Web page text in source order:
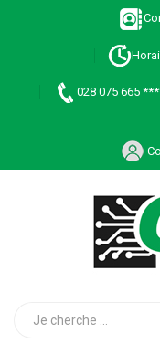
028 075 665